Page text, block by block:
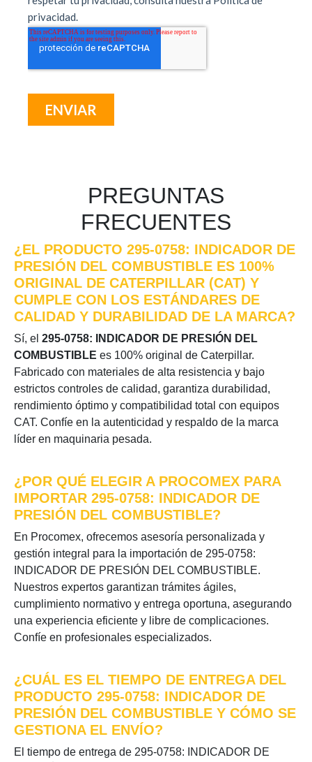
PREGUNTAS
FRECUENTES
¿EL PRODUCTO 295-0758: INDICADOR DE
PRESIÓN DEL COMBUSTIBLE ES 100%
ORIGINAL DE CATERPILLAR (CAT) Y
CUMPLE CON LOS ESTÁNDARES DE
CALIDAD Y DURABILIDAD DE LA MARCA?
Sí, el 295-0758: INDICADOR DE PRESIÓN DEL
COMBUSTIBLE es 100% original de Caterpillar.
Fabricado con materiales de alta resistencia y bajo
estrictos controles de calidad, garantiza durabilidad,
rendimiento óptimo y compatibilidad total con equipos
CAT. Confíe en la autenticidad y respaldo de la marca
líder en maquinaria pesada.
¿POR QUÉ ELEGIR A PROCOMEX PARA
IMPORTAR 295-0758: INDICADOR DE
PRESIÓN DEL COMBUSTIBLE?
En Procomex, ofrecemos asesoría personalizada y
gestión integral para la importación de 295-0758:
INDICADOR DE PRESIÓN DEL COMBUSTIBLE.
Nuestros expertos garantizan trámites ágiles,
cumplimiento normativo y entrega oportuna, asegurando
una experiencia eficiente y libre de complicaciones.
Confíe en profesionales especializados.
¿CUÁL ES EL TIEMPO DE ENTREGA DEL
PRODUCTO 295-0758: INDICADOR DE
PRESIÓN DEL COMBUSTIBLE Y CÓMO SE
GESTIONA EL ENVÍO?
El tiempo de entrega de 295-0758: INDICADOR DE